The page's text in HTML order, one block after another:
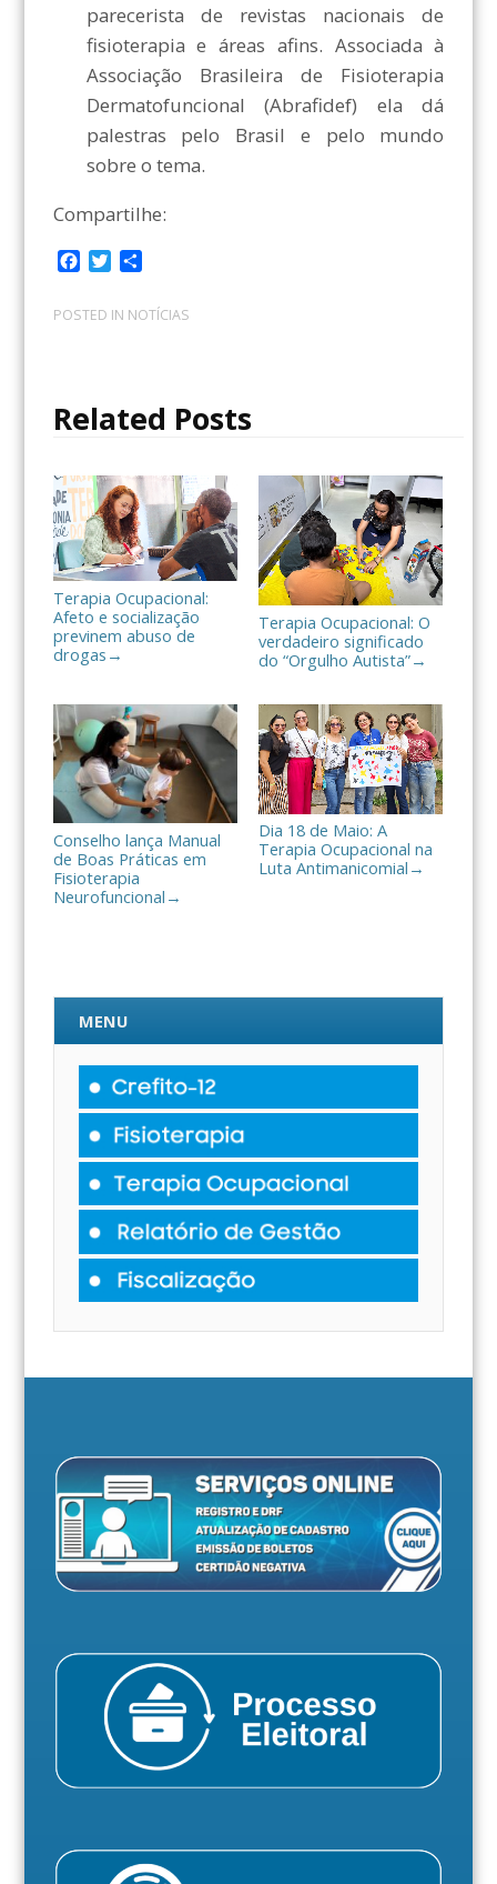
parecerista de revistas nacionais de
fisioterapia e áreas afins. Associada à
Associação Brasileira de Fisioterapia
Dermatofuncional (Abrafidef) ela dá
palestras pelo Brasil e pelo mundo
sobre o tema.
Compartilhe:
c
e
k
i
t
m
p
i
a
r
POSTED IN NOTÍCIAS
Related Posts
Terapia Ocupacional:
Afeto e socialização
previnem abuso de
drogas →
Terapia Ocupacional: O
verdadeiro significado
do “Orgulho Autista”→
Conselho lança Manual
de Boas Práticas em
Fisioterapia
Neurofuncional →
Dia 18 de Maio: A
Terapia Ocupacional na
Luta Antimanicomial →
MENU